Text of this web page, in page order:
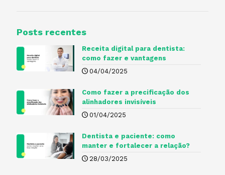
Posts recentes
Receita digital para dentista​:
como fazer e vantagens
04/04/2025
Como fazer a precificação dos
alinhadores invisíveis
01/04/2025
Dentista e paciente: como
manter e fortalecer a relação?
28/03/2025